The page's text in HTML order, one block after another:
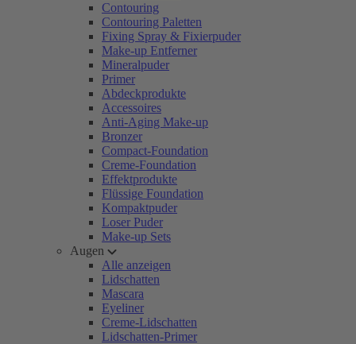
Contouring
Contouring Paletten
Fixing Spray & Fixierpuder
Make-up Entferner
Mineralpuder
Primer
Abdeckprodukte
Accessoires
Anti-Aging Make-up
Bronzer
Compact-Foundation
Creme-Foundation
Effektprodukte
Flüssige Foundation
Kompaktpuder
Loser Puder
Make-up Sets
Augen
Alle anzeigen
Lidschatten
Mascara
Eyeliner
Creme-Lidschatten
Lidschatten-Primer